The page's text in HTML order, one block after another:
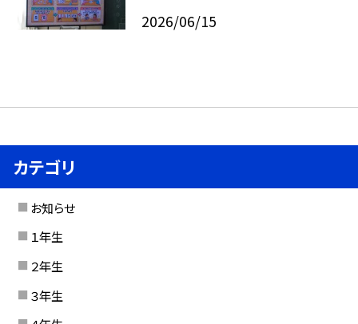
2026/06/15
カテゴリ
お知らせ
１年生
２年生
３年生